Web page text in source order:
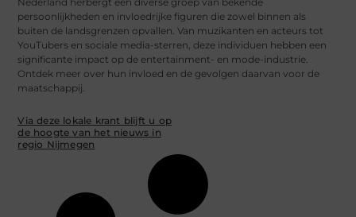
persoonlijkheden en invloedrijke figuren die zowel binnen als
buiten de landsgrenzen opvallen. Van muzikanten en acteurs tot
YouTubers en sociale media-sterren, deze individuen hebben een
significante impact op de entertainment- en mode-industrie.
Ontdek meer over hun invloed en de gevolgen daarvan voor de
maatschappij.
Via deze lokale krant blijft u op
de hoogte van het nieuws in
regio Nijmegen